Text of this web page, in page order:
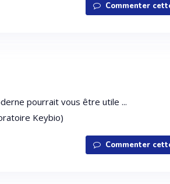
Commenter
pourrait vous être utile ...
Keybio)
Commenter